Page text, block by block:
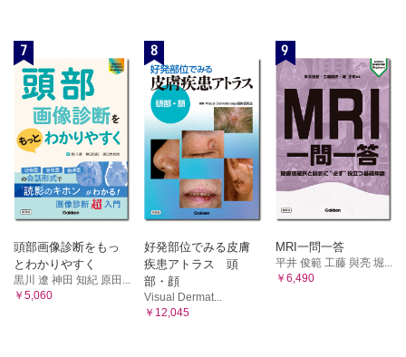
災害時循環器予防（DCAP）ネットワーク
ICT を活用した血圧コントロール：テレメディスン（遠隔医
療）の成功事例
第18章 予見テレメディスン（遠隔医療）
予見医学
イベント管理の概念
技術革新
テレメディスンとテレケア
索引
7
頭部画像診断をもっ
とわかりやすく
黒川 遼 神田 知紀 原田...
￥5,060
8
好発部位でみる皮膚
疾患アトラス 頭
部・顔
Visual Dermat...
￥12,045
9
MRI一問一答
平井 俊範 工藤 與亮 堀...
￥6,490